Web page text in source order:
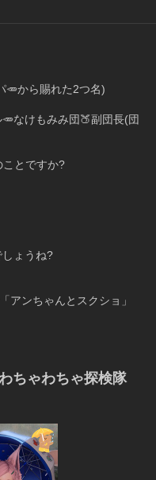
🥕から賜れた2つ名)
なけもみみ団🍑副団長(団
ことですか?
ょうね?
アンちゃんとスクショ」
ちゃわちゃ探検隊